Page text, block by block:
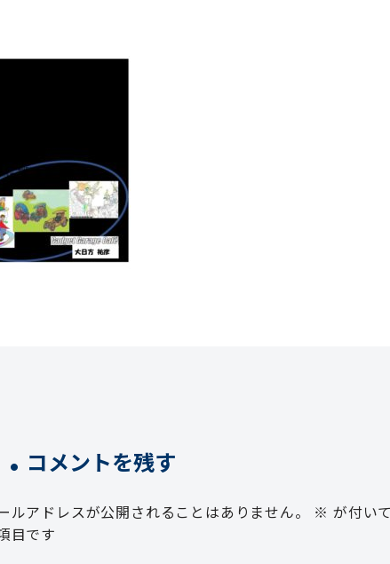
コメントを残す
ルアドレスが公開されることはありません。 ※ が付い
目です